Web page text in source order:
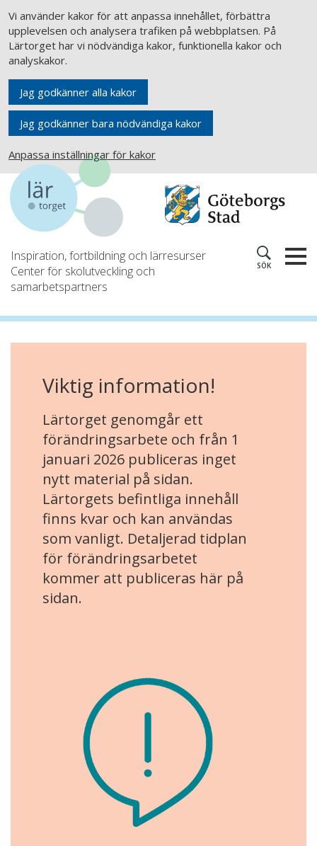
Vi använder kakor för att anpassa innehållet, förbättra
upplevelsen och analysera trafiken på webbplatsen. På
Lärtorget har vi nödvändiga kakor, funktionella kakor och
analyskakor.
Jag godkänner alla kakor
Jag godkänner bara nödvändiga kakor
Anpassa inställningar för kakor
Inspiration, fortbildning och lärresurser
Center för skolutveckling och
samarbetspartners
SÖK
Viktig information!
Lärtorget genomgår ett
förändringsarbete och från 1
januari 2026 publiceras inget
nytt material på sidan.
Lärtorgets befintliga innehåll
finns kvar och kan användas
som vanligt. Detaljerad tidplan
för förändringsarbetet
kommer att publiceras här på
sidan.